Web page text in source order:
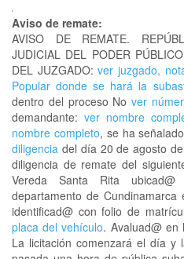
Aviso de remate:
AVISO DE REMATE.
JUDICIAL DEL PODER
DEL JUZGADO: ver juzgado,
Popular donde se hará la
dentro del proceso Nover
demandante: ver nombre
nombre completo, se ha
diligencia del día 20 de agosto
diligencia de remate del
Vereda Santa Rita
departamento de
identificad@ con folio de
placa del vehículo. Avaluad@ en
La licitación comenzará el día y